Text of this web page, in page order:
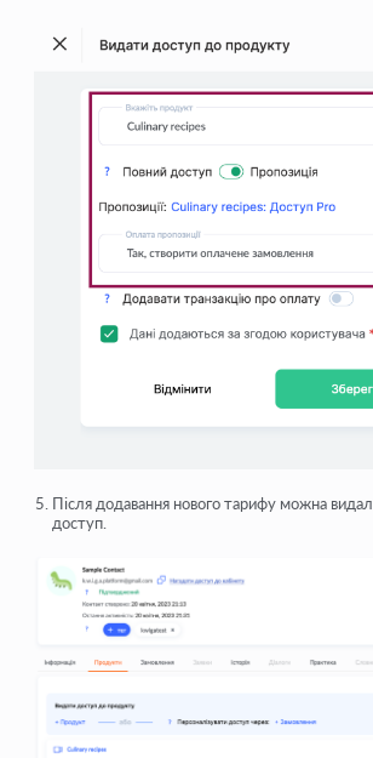
Після додавання нового тарифу можна
доступ.